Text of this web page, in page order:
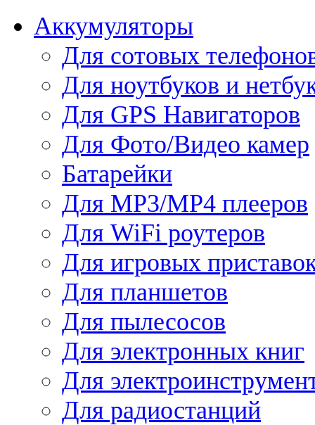
Аккумуляторы
Для сотовых
Для ноутбуков и
Для GPS Навигаторов
Для Фото/Видео камер
Батарейки
Для MP3/MP4 плееров
Для WiFi роутеров
Для игровых
Для планшетов
Для пылесосов
Для электронных книг
Для
Для радиостанций